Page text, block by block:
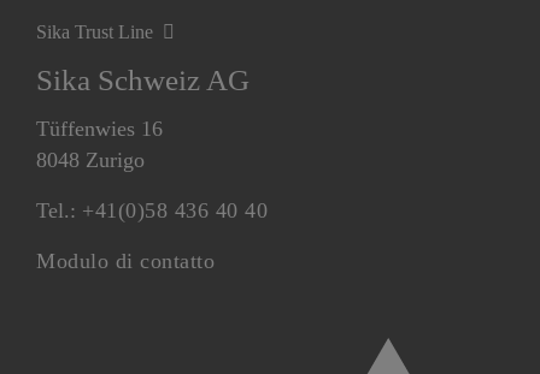
Sika Trust Line
Sika Schweiz AG
Tüffenwies 16
8048 Zurigo
Tel.: +41(0)58 436 40 40
Modulo di contatto